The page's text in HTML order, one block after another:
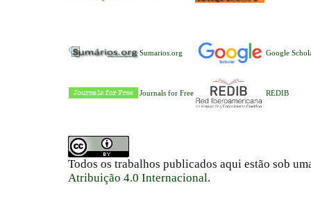
Sumarios.org Google
Journals for Free REDIB
Todos os trabalhos publicados aqui estão sob
Atribuição 4.0 Internacional.